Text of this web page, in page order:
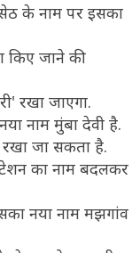
के नाम पर इसका
किए जाने की
रखा जाएगा.
नाम मुंबा देवी है.
जा सकता है.
का नाम बदलकर
नया नाम मझगांव